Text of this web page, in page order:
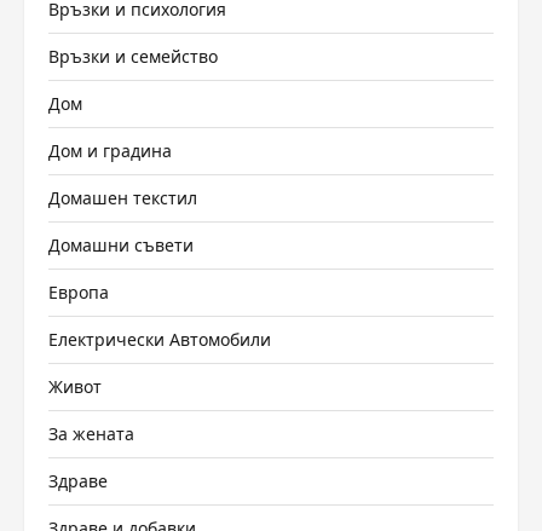
Връзки и психология
Връзки и семейство
Дом
Дом и градина
Домашен текстил
Домашни съвети
Европа
Електрически Автомобили
Живот
За жената
Здраве